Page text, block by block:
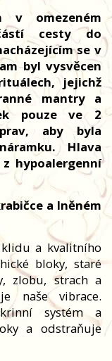
v omezeném
cesty do
se v
byl vysvěcen
jejichž
mantry a
pouze ve 2
aby byla
Hlava
hypoalergenní
a lněném
a kvalitního
bloky, staré
zlobu, strach a
naše vibrace.
systém a
a odstraňuje